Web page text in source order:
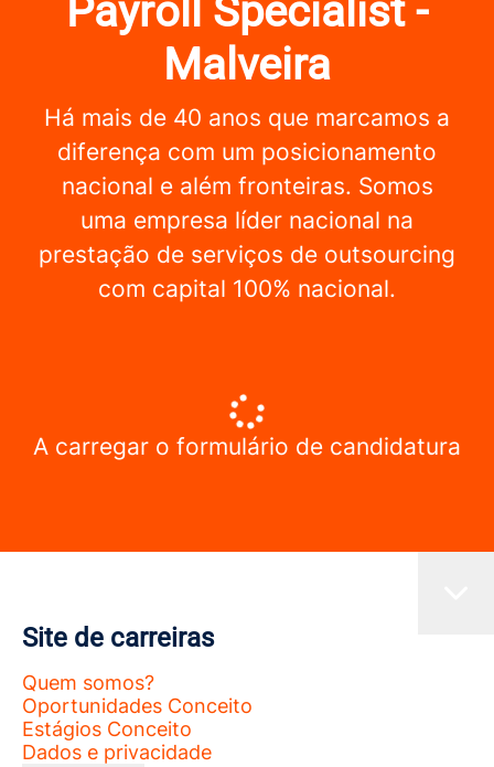
Payroll Specialist -
Malveira
Há mais de 40 anos que marcamos a
diferença com um posicionamento
nacional e além fronteiras. Somos
uma empresa líder nacional na
prestação de serviços de outsourcing
com capital 100% nacional.
A carregar o formulário de candidatura
Site de carreiras
Quem somos?
Oportunidades Conceito
Estágios Conceito
Dados e privacidade